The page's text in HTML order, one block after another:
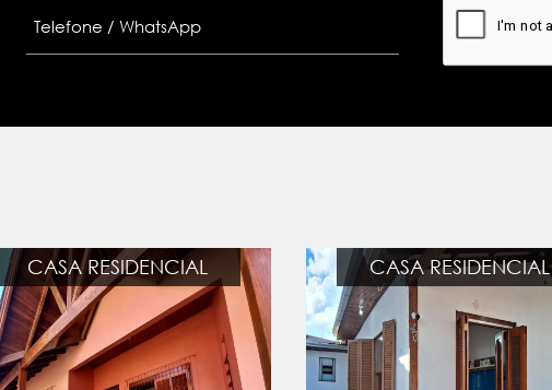
CASA RESIDENCIAL CASA RESIDENCIAL